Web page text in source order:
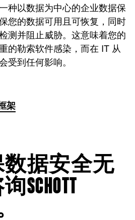
种以数据为中心的企业数据保
您的数据可用且可恢复，同时
测并阻止威胁。这意味着您的
的勒索软件感染，而在 IT 从
受到任何影响。
架
据安全无
SCHOTT